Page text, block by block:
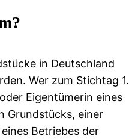
in Deutschland
Wer zum Stichtag 1.
Eigentümerin eines
Grundstücks, einer
Betriebes der